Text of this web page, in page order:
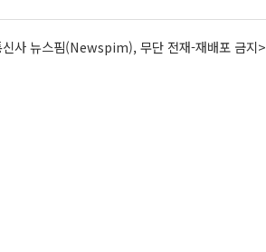
사 뉴스핌(Newspim), 무단 전재-재배포 금지>